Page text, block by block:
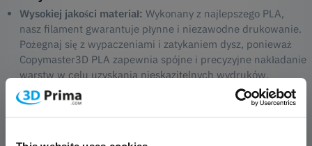
Wysokiej jakości materiał: Wykonany z najlepszego PLA,
nasz filament gwarantuje płynne i niezawodne drukowanie.
Pożegnaj się z wypaczeniami i zatykaniem dysz, ponieważ
Copymaster3D PLA zapewnia spójne i precyzyjne nakładanie
warstw w celu uzyskania nieskazitelnych wydruków.
Żywe kolory:
Wybierz z szerokiej palety żywych i bogatych
kolorów, aby ożywić swoje kreacje. Niezależnie od tego, czy
zajmujesz się prototypowaniem, tworzeniem